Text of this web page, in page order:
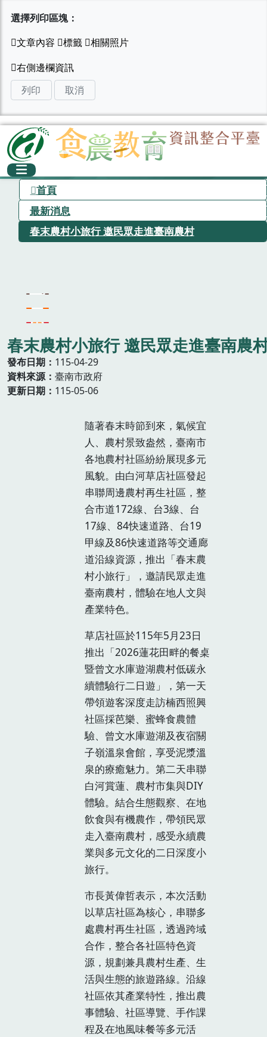
選擇列印區塊：
列印 取消
首頁
最新消息
春末農村小旅行 邀民眾走進臺南農村
春末農村小旅行 邀民眾走進臺南農
發布日期
115-04-29
資料來源
臺南市政府
更新日期
115-05-06
隨著春末時節到來，氣候宜
人、農村景致盎然，臺南市
各地農村社區紛紛展現多元
風貌。由白河草店社區發起
串聯周邊農村再生社區，整
合市道172線、台3線、台
17線、84快速道路、台19
甲線及86快速道路等交通廊
道沿線資源，推出「春末農
村小旅行」，邀請民眾走進
臺南農村，體驗在地人文與
產業特色。
草店社區於115年5月23日
推出「2026蓮花田畔的餐桌
暨曾文水庫遊湖農村低碳永
續體驗行二日遊」，第一天
帶領遊客深度走訪楠西照興
社區採芭樂、蜜蜂食農體
驗、曾文水庫遊湖及夜宿關
子嶺溫泉會館，享受泥漿溫
泉的療癒魅力。第二天串聯
白河賞蓮、農村市集與DIY
體驗。結合生態觀察、在地
飲食與有機農作，帶領民眾
走入臺南農村，感受永續農
業與多元文化的二日深度小
旅行。
市長黃偉哲表示，本次活動
以草店社區為核心，串聯多
處農村再生社區，透過跨域
合作，整合各社區特色資
源，規劃兼具農村生產、生
活與生態的旅遊路線。沿線
社區依其產業特性，推出農
事體驗、社區導覽、手作課
程及在地風味餐等多元活